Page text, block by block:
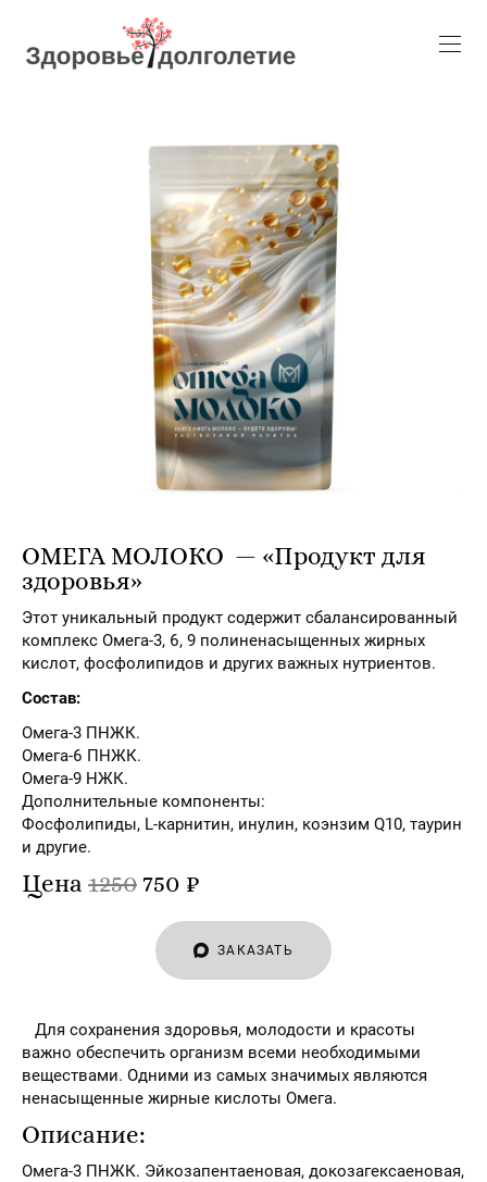
ОМЕГА МОЛОКО — «Продукт для
здоровья»
Этот уникальный продукт содержит сбалансированный
комплекс Омега-3, 6, 9 полиненасыщенных жирных
кислот, фосфолипидов и других важных нутриентов.
Состав:
Омега-3 ПНЖК.
Омега-6 ПНЖК.
Омега-9 НЖК.
Дополнительные компоненты:
Фосфолипиды, L-карнитин, инулин, коэнзим Q10, таурин
и другие.
Цена 1250 750 ₽
ЗАКАЗАТЬ
Для сохранения здоровья, молодости и красоты
важно обеспечить организм всеми необходимыми
веществами. Одними из самых значимых являются
ненасыщенные жирные кислоты Омега.
Описание:
Омега-3 ПНЖК. Эйкозапентаеновая, докозагексаеновая,